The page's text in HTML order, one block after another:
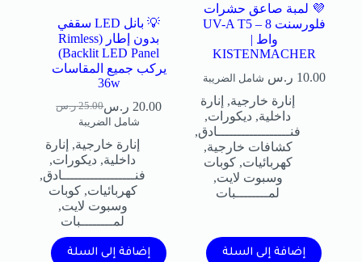
💜 لمبة صاعق حشرات
فلورسنت UV-A T5 – 8
واط |
KISTENMACHER
10.00 ر.س شامل الضريبة
إنارة خارجية, إنارة
داخلية, ديكورات,
فنــــــــــــــــــادق,
كشافات خارجية,
كهربائيات,كوبات
وسبوت لايت,
لمــــــــبات
إضافة إلى السلة
💡 بانل LED سقفي
بدون إطار (Rimless
Backlit LED Panel)
يركب جميع المقاسات
36w
25.00 ر.س 20.00 ر.س
شامل الضريبة
إنارة خارجية, إنارة
داخلية, ديكورات,
فنــــــــــــــــــادق,
كهربائيات,كوبات
وسبوت لايت,
لمــــــــبات
إضافة إلى السلة